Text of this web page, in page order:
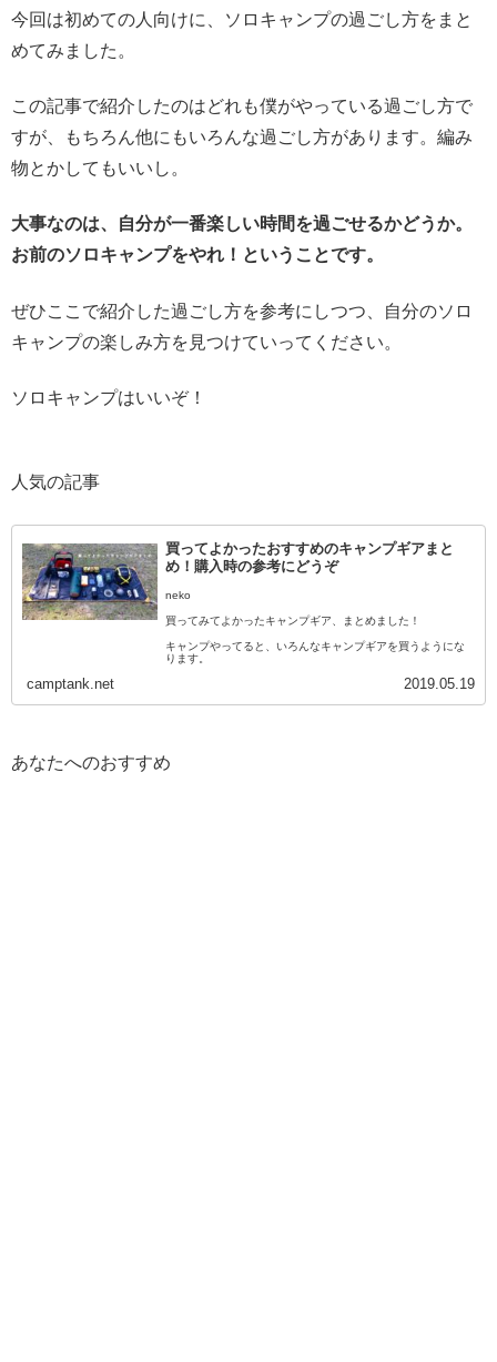
今回は初めての人向けに、ソロキャンプの過ごし方をまと
めてみました。
この記事で紹介したのはどれも僕がやっている過ごし方で
すが、もちろん他にもいろんな過ごし方があります。編み
物とかしてもいいし。
大事なのは、自分が一番楽しい時間を過ごせるかどうか。
お前のソロキャンプをやれ！ということです。
ぜひここで紹介した過ごし方を参考にしつつ、自分のソロ
キャンプの楽しみ方を見つけていってください。
ソロキャンプはいいぞ！
人気の記事
買ってよかったおすすめのキャンプギアまと
め！購入時の参考にどうぞ
neko
買ってみてよかったキャンプギア、まとめました！
キャンプやってると、いろんなキャンプギアを買うようにな
ります。
そしてその中でも、買ってよかった・使ってよかったキャン
camptank.net 2019.05.19
あなたへのおすすめ